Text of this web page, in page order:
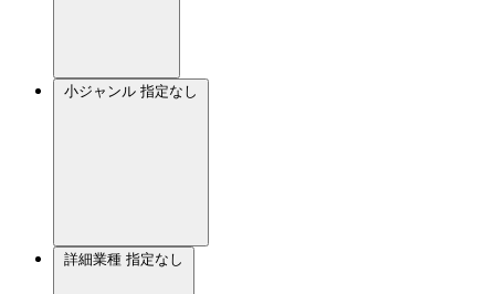
小ジャンル 指定なし
詳細業種 指定なし